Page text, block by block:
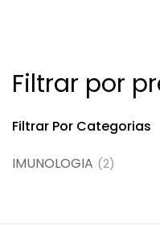
Filtrar por
Filtrar Por Categorias
IMUNOLOGIA (2)